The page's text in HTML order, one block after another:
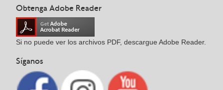
Obtenga Adobe Reader
Si no puede ver los archivos PDF, descargue Adobe Reader.
Síganos